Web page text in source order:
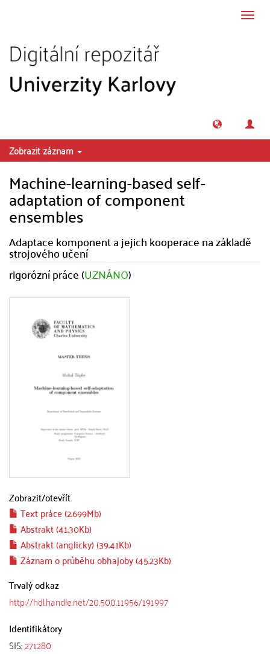
Zobrazit záznam
Machine-learning-based self-
adaptation of component
ensembles
Adaptace komponent a jejich kooperace na základě
strojového učení
rigorózní práce (UZNÁNO)
Zobrazit/otevřít
Text práce (2.699Mb)
Abstrakt (41.30Kb)
Abstrakt (anglicky) (39.41Kb)
Záznam o průběhu obhajoby (45.23Kb)
Trvalý odkaz
http://hdl.handle.net/20.500.11956/191997
Identifikátory
SIS:271280